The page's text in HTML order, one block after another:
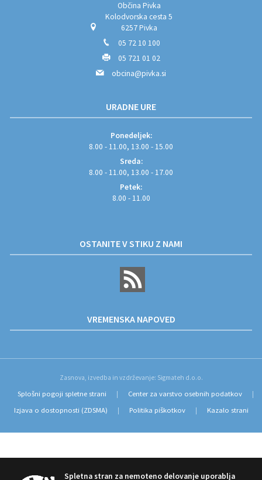
Občina Pivka
Kolodvorska cesta 5
6257 Pivka
05 72 10 100
05 721 01 02
obcina@pivka.si
URADNE URE
Ponedeljek:
8.00 - 11.00, 13.00 - 15.00
Sreda:
8.00 - 11.00, 13.00 - 17.00
Petek:
8.00 - 11.00
OSTANITE V STIKU Z NAMI
VREMENSKA NAPOVED
Zasnova, izvedba in vzdrževanje: Sigmateh d.o.o.
Splošni pogoji spletne strani Center za varstvo osebnih podatkov
Izjava o dostopnosti (ZDSMA) Politika piškotkov Kazalo strani
Spletna stran za nemoteno delovanje uporablja